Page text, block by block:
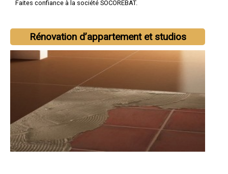
Faites confiance à la société SOCOREBAT.
Rénovation d’appartement et studios